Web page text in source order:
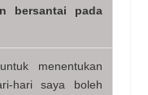
bersantai pada
menentukan
hari saya boleh